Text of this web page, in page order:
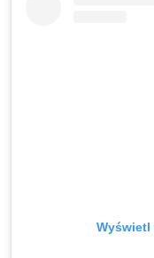
Wyświetl